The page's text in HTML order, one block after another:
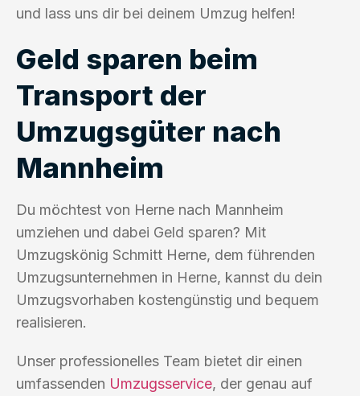
und lass uns dir bei deinem Umzug helfen!
Geld sparen beim
Transport der
Umzugsgüter nach
Mannheim
Du möchtest von Herne nach Mannheim
umziehen und dabei Geld sparen? Mit
Umzugskönig Schmitt Herne, dem führenden
Umzugsunternehmen in Herne, kannst du dein
Umzugsvorhaben kostengünstig und bequem
realisieren.
Unser professionelles Team bietet dir einen
umfassenden Umzugsservice, der genau auf